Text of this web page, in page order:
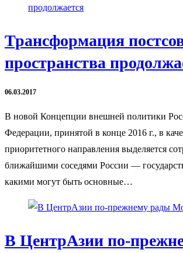
Трансформация
пространства
06.03.2017
В новой Концепции внешней политики
Федерации, принятой в конце 2016 г., в
приоритетного направления выделяется
ближайшими соседями России —
какими могут быть основные…
В ЦентрАзии по-